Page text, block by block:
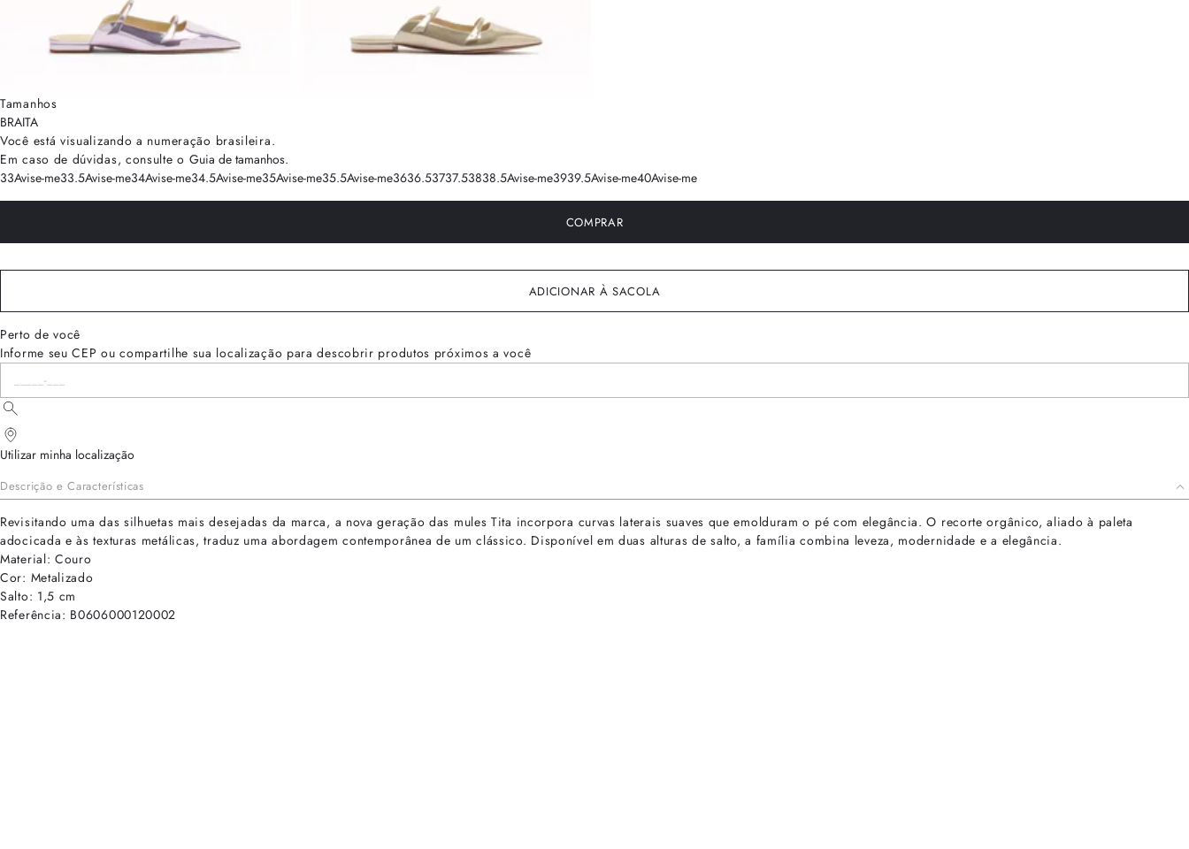
Tamanhos
BRAITA
Você está visualizando a numeração brasileira.
Em caso de dúvidas, consulte o Guia de tamanhos.
33Avise-me33.5Avise-me34Avise-me34.5Avise-me35Avise-me35.5Avise-me3636.53737.53838.5Avise-me3939.5Avise-me40Avise-me
COMPRAR
ADICIONAR À SACOLA
Perto de você
Informe seu CEP ou compartilhe sua localização para descobrir produtos próximos a você
Utilizar minha localização
Descrição e Características
Revisitando uma das silhuetas mais desejadas da marca, a nova geração das mules Tita incorpora curvas laterais suaves que emolduram o pé com elegância. O recorte orgânico, aliado à paleta
adocicada e às texturas metálicas, traduz uma abordagem contemporânea de um clássico. Disponível em duas alturas de salto, a família combina leveza, modernidade e a elegância.
Material: Couro
Cor: Metalizado
Salto: 1,5 cm
Referência: B0606000120002